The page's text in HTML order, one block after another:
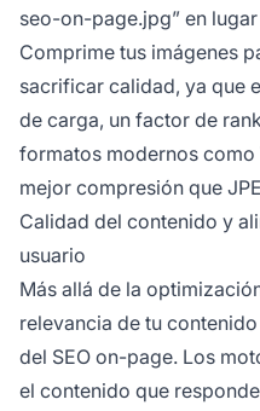
seo-on-page.jpg” en lugar
Comprime tus imágenes
sacrificar calidad, ya que
de carga, un factor de
formatos modernos como
mejor compresión que
Calidad del contenido y
usuario
Más allá de la
relevancia de tu
del SEO on-page. Los
el contenido que